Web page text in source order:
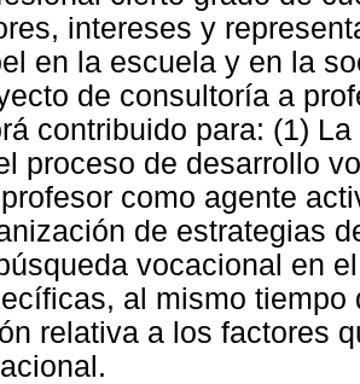
intereses y
en la escuela y en la
de consultoría a
contribuido para: (1)
proceso de desarrollo
como agente
de estrategias
vocacional en
al mismo
relativa a los factores